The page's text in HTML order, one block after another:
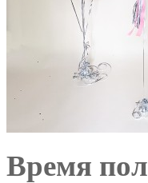
Время